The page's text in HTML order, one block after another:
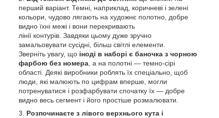
перший варіант. Темні, наприклад, коричневі і зелені
кольори, чудово лягають на художнє полотно, добре
видно їхні межі і вони перекривають
лінії контурів. Завдяки цьому дуже зручно
замальовувати сусідні, більш світлі елементи.
Зверніть увагу, що іноді в наборі є баночка з чорною
фарбою без номера , а на полотні — темно-сірі
області. Деякі виробники роблять їх спеціально, щоб
люди, які малюють по цифрам вперше, могли
потренуватися і розфарбувати спочатку їх — добре
видно весь сегмент і його простіше розмалювати.
Розпочинаєте з лівого верхнього кута і